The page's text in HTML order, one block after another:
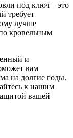
под ключ – это
требует
лучше
кровельным
и
вам
на долгие годы.
к нашим
вашей